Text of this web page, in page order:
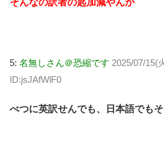
そんなの訳者の匙加減やんか
5: 名無しさん＠恐縮です 2025/07/15(
ID:jsJAfWlF0
べつに英訳せんでも、日本語でも